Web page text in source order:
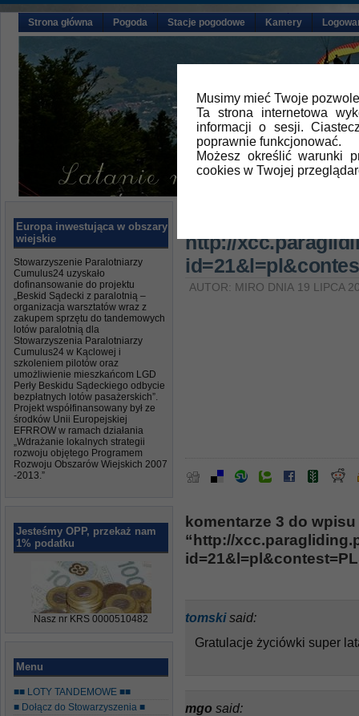
Musimy mieć Twoje
Ta strona internetowa
informacji o sesji.
poprawnie funkcjonować.
Możesz określić warunki
cookies w Twojej
Strona główna Pogoda Stacje pogodowe Kamery
Europa inwestująca w obszary
wiejskie
Stowarzyszenie Paralotniarzy
Cumulus24 uzyskało
dofinansowanie do projektu
„Beskid Sądecki z paralotnią –
organizacja warsztatów wraz z
zakupem sprzętu do tandemowych
lotów paralotnią dla
Stowarzyszenia Paralotniarzy
Cumulus24 w Kąclowej i
szkoleniem pilotów oraz
umożliwienie mieszkańcom LGD
Perły Beskidu Sądeckiego odbycie
bezpłatnych lotów pasażerskich”.
Projekt współfinansowany był ze
środków Unii Europejskiej
EFRROW w ramach działania
„Wdrażanie lokalnych strategii
rozwoju objętego Programem
Rozwoju Obszarów Wiejskich 2007
-2013.”
Jesteśmy OPP, przekaż nam
1% podatku
Nasz nr KRS 0000510482
Menu
■■ LOTY TANDEMOWE ■■
■ Dołącz do Stowarzyszenia ■
http://
AUTOR: MIRO DNIA 19 LIPCA
komentarze 3 do wpisu
“http://
tomski said:
Gratulacje życiówki super
mgo said: